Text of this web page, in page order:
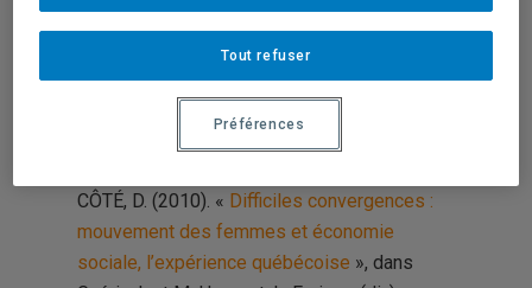
UQAM ; Directrice de l’Observatoire sur
les conflits urbains et périurbains
CÔTÉ, D. (2010). « Difficiles convergences :
mouvement des femmes et économie
sociale, l’expérience québécoise », dans
Tout refuser
Préférences